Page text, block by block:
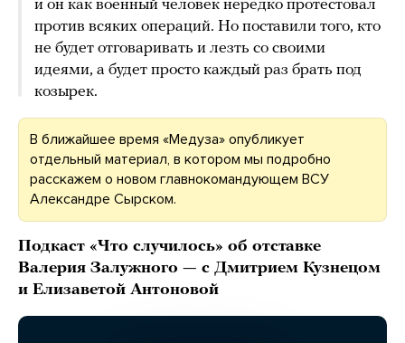
и он как военный человек нередко протестовал
против всяких операций. Но поставили того, кто
не будет отговаривать и лезть со своими
идеями, а будет просто каждый раз брать под
козырек.
В ближайшее время «Медуза» опубликует
отдельный материал, в котором мы подробно
расскажем о новом главнокомандующем ВСУ
Александре Сырском.
Подкаст «Что случилось» об отставке
Валерия Залужного — с Дмитрием Кузнецом
и Елизаветой Антоновой